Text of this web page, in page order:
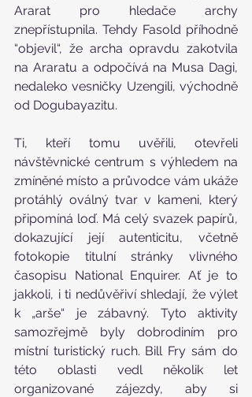
Ararat pro hledače archy
znepřístupnila. Tehdy Fasold příhodně
“objevil“, že archa opravdu zakotvila
na Araratu a odpočívá na Musa Dagi,
nedaleko vesničky Uzengili, východně
od Dogubayazitu.
Ti, kteří tomu uvěřili, otevřeli
návštěvnické centrum s výhledem na
zmíněné místo a průvodce vám ukáže
protáhlý oválný tvar v kameni, který
připomíná loď. Má celý svazek papírů,
dokazující její autenticitu, včetně
fotokopie titulní stránky vlivného
časopisu National Enquirer. Ať je to
jakkoli, i ti nedůvěřiví shledají, že výlet
k „arše“ je zábavný. Tyto aktivity
samozřejmě byly dobrodiním pro
místní turistický ruch. Bill Fry sám do
této oblasti vedl několik let
organizované zájezdy, aby si